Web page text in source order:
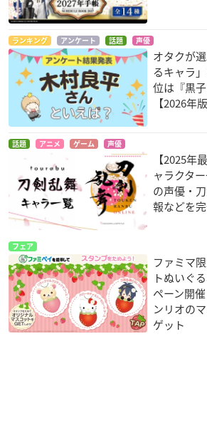
ランキング アンケート 話題 声優
オタクが
るキャラ
位は『黒
【2026年版
話題 アニメ ゲーム 声優
【2025年
ャラクタ
の声優・
報などを
フェア
ファミマ
トぬいぐ
ペーン開
ンリオの
ゲット